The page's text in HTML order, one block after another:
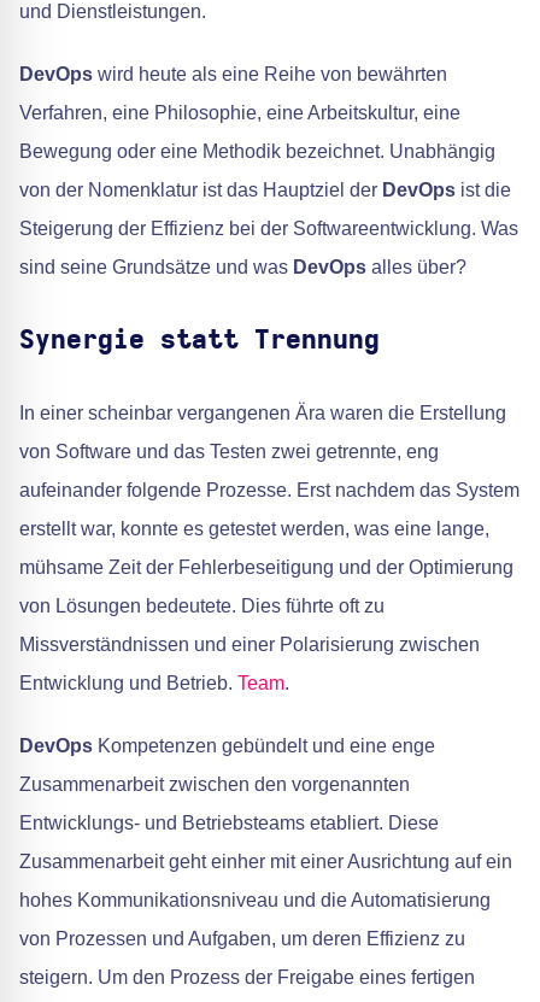
und Dienstleistungen.
DevOps wird heute als eine Reihe von bewährten
Verfahren, eine Philosophie, eine Arbeitskultur, eine
Bewegung oder eine Methodik bezeichnet. Unabhängig
von der Nomenklatur ist das Hauptziel der DevOps ist die
Steigerung der Effizienz bei der Softwareentwicklung. Was
sind seine Grundsätze und was DevOps alles über?
Synergie statt Trennung
In einer scheinbar vergangenen Ära waren die Erstellung
von Software und das Testen zwei getrennte, eng
aufeinander folgende Prozesse. Erst nachdem das System
erstellt war, konnte es getestet werden, was eine lange,
mühsame Zeit der Fehlerbeseitigung und der Optimierung
von Lösungen bedeutete. Dies führte oft zu
Missverständnissen und einer Polarisierung zwischen
Entwicklung und Betrieb. Team.
DevOps Kompetenzen gebündelt und eine enge
Zusammenarbeit zwischen den vorgenannten
Entwicklungs- und Betriebsteams etabliert. Diese
Zusammenarbeit geht einher mit einer Ausrichtung auf ein
hohes Kommunikationsniveau und die Automatisierung
von Prozessen und Aufgaben, um deren Effizienz zu
steigern. Um den Prozess der Freigabe eines fertigen